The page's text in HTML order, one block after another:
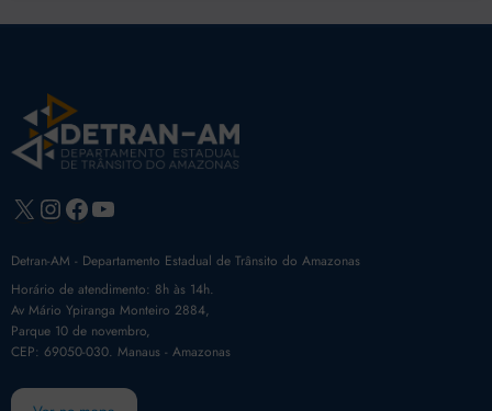
X Instagram
Facebook
Youtube
Detran-AM - Departamento Estadual de Trânsito do Amazonas
Horário de atendimento: 8h às 14h.
Av Mário Ypiranga Monteiro 2884,
Parque 10 de novembro,
CEP: 69050-030. Manaus - Amazonas